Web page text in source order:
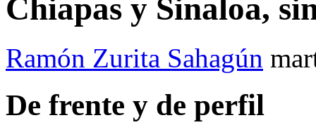
Chiapas y Sinaloa,
Ramón Zurita Sahagún
De frente y de perfil